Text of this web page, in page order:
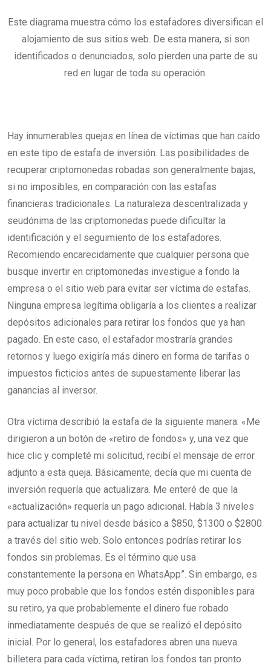
Este diagrama muestra cómo los estafadores diversifican el
alojamiento de sus sitios web. De esta manera, si son
identificados o denunciados, solo pierden una parte de su
red en lugar de toda su operación.
Hay innumerables quejas en línea de víctimas que han caído
en este tipo de estafa de inversión. Las posibilidades de
recuperar criptomonedas robadas son generalmente bajas,
si no imposibles, en comparación con las estafas
financieras tradicionales. La naturaleza descentralizada y
seudónima de las criptomonedas puede dificultar la
identificación y el seguimiento de los estafadores.
Recomiendo encarecidamente que cualquier persona que
busque invertir en criptomonedas investigue a fondo la
empresa o el sitio web para evitar ser víctima de estafas.
Ninguna empresa legítima obligaría a los clientes a realizar
depósitos adicionales para retirar los fondos que ya han
pagado. En este caso, el estafador mostraría grandes
retornos y luego exigiría más dinero en forma de tarifas o
impuestos ficticios antes de supuestamente liberar las
ganancias al inversor.
Otra víctima describió la estafa de la siguiente manera: «Me
dirigieron a un botón de «retiro de fondos» y, una vez que
hice clic y completé mi solicitud, recibí el mensaje de error
adjunto a esta queja. Básicamente, decía que mi cuenta de
inversión requería que actualizara. Me enteré de que la
«actualización» requería un pago adicional. Había 3 niveles
para actualizar tu nivel desde básico a $850, $1300 o $2800
a través del sitio web. Solo entonces podrías retirar los
fondos sin problemas. Es el término que usa
constantemente la persona en WhatsApp”. Sin embargo, es
muy poco probable que los fondos estén disponibles para
su retiro, ya que probablemente el dinero fue robado
inmediatamente después de que se realizó el depósito
inicial. Por lo general, los estafadores abren una nueva
billetera para cada víctima, retiran los fondos tan pronto